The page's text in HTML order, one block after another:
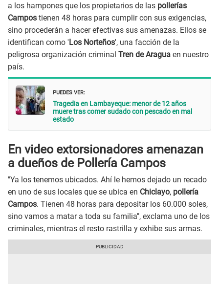
a los hampones que los propietarios de las pollerías
Campos tienen 48 horas para cumplir con sus exigencias,
sino procederán a hacer efectivas sus amenazas. Ellos se
identifican como 'Los Norteños', una facción de la
peligrosa organización criminal Tren de Aragua en nuestro
país.
PUEDES VER:
Tragedia en Lambayeque: menor de 12 años
muere tras comer sudado con pescado en mal
estado
En video extorsionadores amenazan
a dueños de Pollería Campos
"Ya los tenemos ubicados. Ahí le hemos dejado un recado
en uno de sus locales que se ubica en Chiclayo, pollería
Campos. Tienen 48 horas para depositar los 60.000 soles,
sino vamos a matar a toda su familia", exclama uno de los
criminales, mientras el resto rastrilla y exhibe sus armas.